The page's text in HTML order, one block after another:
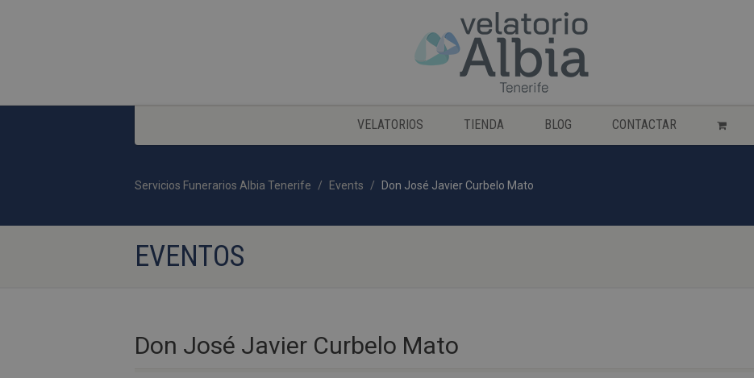
VELATORIOS TIENDA BLOG CONTACTAR
Servicios Funerarios Albia Tenerife Events Don José Javier Curbelo Mato
EVENTOS
Don José Javier Curbelo Mato